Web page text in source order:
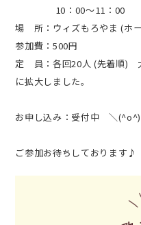
10：00～11：00
場 所：ウィズもろやま (ホ
参加費：500円
定 員：各回20人 (先着順)
に拡大しました。
お申し込み：受付中 ＼
ご参加お待ちしております♪